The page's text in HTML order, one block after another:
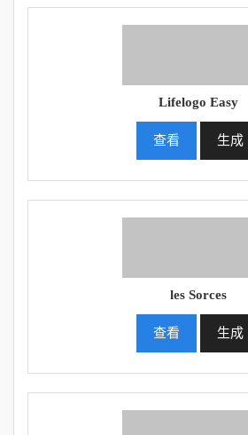
Lifelogo Easy
查看 生成
les Sorces
查看 生成